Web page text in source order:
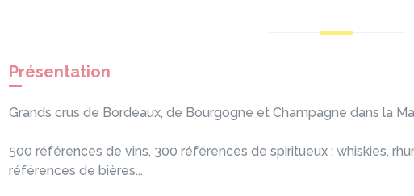
Présentation
Grands crus de Bordeaux, de Bourgogne et Champagne dans la
500 références de vins, 300 références de spiritueux : whiskies,
références de bières...